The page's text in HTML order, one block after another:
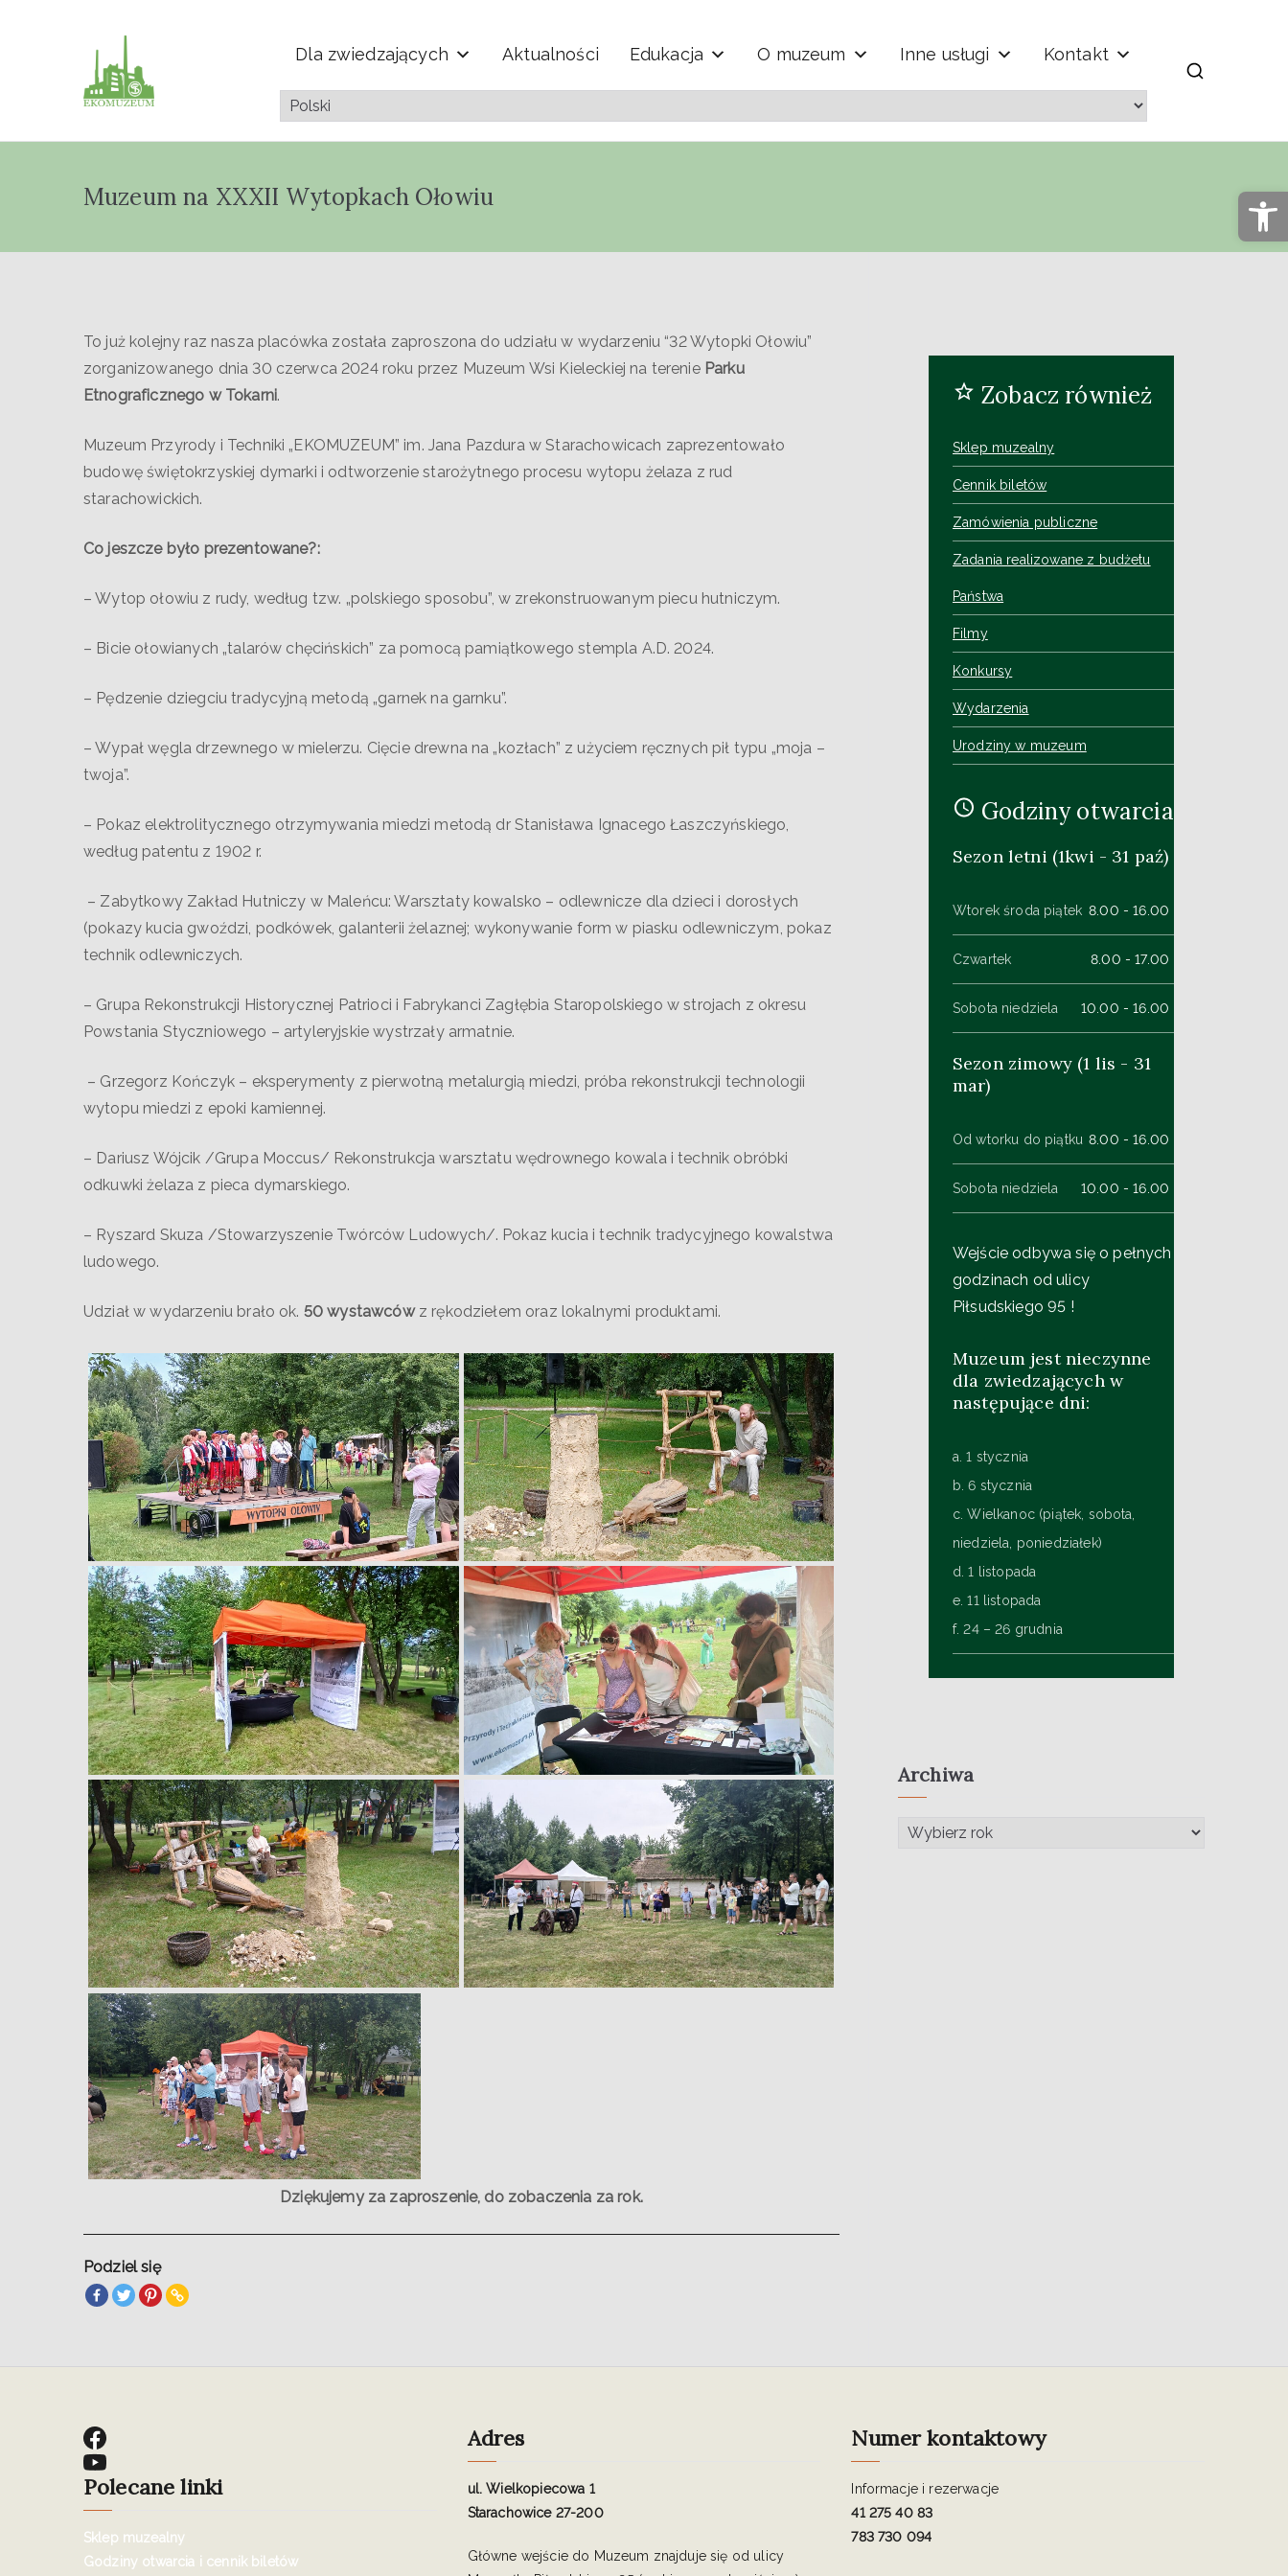
Muzeum Przyrody i Techniki "Ekomuzeum" im. Jana
Pazdura
Dla zwiedzających Aktualności Edukacja O muzeum Inne usługi Kontakt
Muzeum na XXXII Wytopkach Ołowiu
To już kolejny raz nasza placówka została zaproszona do udziału w wydarzeniu “32 Wytopki Ołowiu”
zorganizowanego dnia 30 czerwca 2024 roku przez Muzeum Wsi Kieleckiej na terenie Parku
Etnograficznego w Tokarni.
Muzeum Przyrody i Techniki „EKOMUZEUM” im. Jana Pazdura w Starachowicach zaprezentowało
budowę świętokrzyskiej dymarki i odtworzenie starożytnego procesu wytopu żelaza z rud
starachowickich.
Co jeszcze było prezentowane?:
– Wytop ołowiu z rudy, według tzw. „polskiego sposobu”, w zrekonstruowanym piecu hutniczym.
– Bicie ołowianych „talarów chęcińskich” za pomocą pamiątkowego stempla A.D. 2024.
– Pędzenie dziegciu tradycyjną metodą „garnek na garnku”.
– Wypał węgla drzewnego w mielerzu. Cięcie drewna na „kozłach” z użyciem ręcznych pił typu „moja –
twoja”.
– Pokaz elektrolitycznego otrzymywania miedzi metodą dr Stanisława Ignacego Łaszczyńskiego,
według patentu z 1902 r.
– Zabytkowy Zakład Hutniczy w Maleńcu: Warsztaty kowalsko – odlewnicze dla dzieci i dorosłych
(pokazy kucia gwoździ, podkówek, galanterii żelaznej; wykonywanie form w piasku odlewniczym, pokaz
technik odlewniczych.
– Grupa Rekonstrukcji Historycznej Patrioci i Fabrykanci Zagłębia Staropolskiego w strojach z okresu
Powstania Styczniowego – artyleryjskie wystrzały armatnie.
– Grzegorz Kończyk – eksperymenty z pierwotną metalurgią miedzi, próba rekonstrukcji technologii
wytopu miedzi z epoki kamiennej.
– Dariusz Wójcik /Grupa Moccus/ Rekonstrukcja warsztatu wędrownego kowala i technik obróbki
odkuwki żelaza z pieca dymarskiego.
– Ryszard Skuza /Stowarzyszenie Twórców Ludowych/. Pokaz kucia i technik tradycyjnego kowalstwa
ludowego.
Udział w wydarzeniu brało ok. 50 wystawcówz rękodziełem oraz lokalnymi produktami.
Dziękujemy za zaproszenie, do zobaczenia za rok.
Podziel się
Zobacz również
Sklep muzealny
Cennik biletów
Zamówienia publiczne
Zadania realizowane z budżetu
Państwa
Filmy
Konkursy
Wydarzenia
Urodziny w muzeum
Godziny otwarcia
Sezon letni (1kwi - 31 paź)
Wtorek środa piątek 8.00 - 16.00
Czwartek 8.00 - 17.00
Sobota niedziela 10.00 - 16.00
Sezon zimowy (1 lis - 31
mar)
Od wtorku do piątku 8.00 - 16.00
Sobota niedziela 10.00 - 16.00
Wejście odbywa się o pełnych
godzinach od ulicy
Piłsudskiego 95 !
Muzeum jest nieczynne
dla zwiedzających w
następujące dni:
a. 1 stycznia
b. 6 stycznia
c. Wielkanoc (piątek, sobota,
niedziela, poniedziałek)
d. 1 listopada
e. 11 listopada
f. 24 – 26 grudnia
Archiwa
Polecane linki
Sklep muzealny
Godziny otwarcia i cennik biletów
Adres
ul. Wielkopiecowa 1
Starachowice 27-200
Główne wejście do Muzeum znajduje się od ulicy
Numer kontaktowy
Informacje i rezerwacje
41 275 40 83
783 730 094